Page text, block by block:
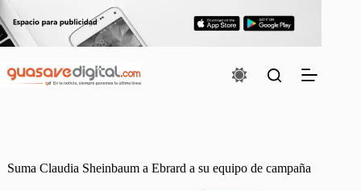
al
contenido
Suma Claudia Sheinbaum a Ebrard a su equipo de campaña